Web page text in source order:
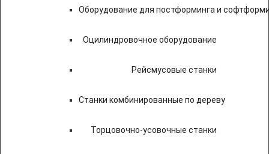
Оборудование для постформинга и
Оцилиндровочное оборудование
Рейсмусовые станки
Станки комбинированные по дереву
Торцовочно-усовочные станки